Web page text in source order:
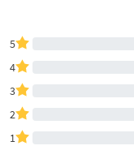
5
4
3
2
1